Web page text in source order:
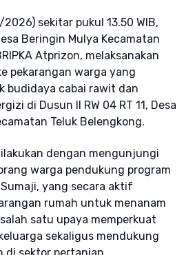
sekitar pukul 13.50 WIB,
Beringin Mulya Kecamatan
Atprizon, melaksanakan
pekarangan warga yang
budidaya cabai rawit dan
di Dusun II RW 04 RT 11, Desa
Teluk Belengkong.
dengan mengunjungi
warga pendukung program
yang secara aktif
rumah untuk menanam
satu upaya memperkuat
sekaligus mendukung